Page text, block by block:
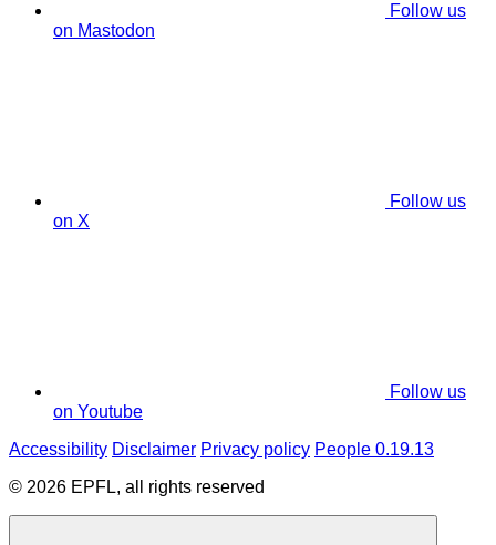
Follow us
on Mastodon
Follow us
on X
Follow us
on Youtube
Accessibility Disclaimer Privacy policy People 0.19.13
© 2026 EPFL, all rights reserved